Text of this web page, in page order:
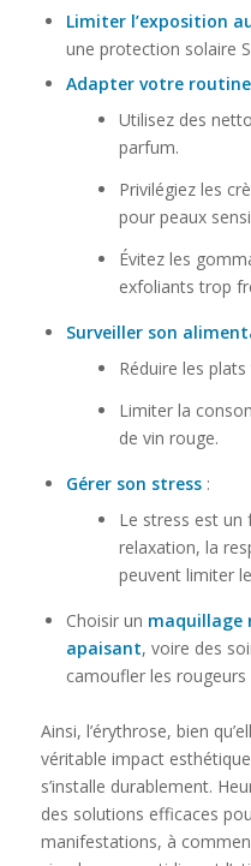
Limiter l’exposition
une protection solaire
Adapter votre
Utilisez des
parfum.
Privilégiez les
pour peaux
Évitez les
exfoliants trop
Surveiller son
Réduire les
Limiter la
de vin rouge.
Gérer son stress :
Le stress est un
relaxation, la
peuvent limiter
Choisir un maquillage
apaisant, voire des
camoufler les rougeurs
Ainsi, l’érythrose, bien
véritable impact
s’installe durablement.
des solutions efficaces
manifestations, à